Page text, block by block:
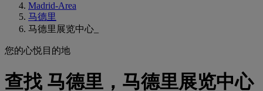
Madrid-Area
马德里
马德里展览中心_
您的心悦目的地
查找 马德里，马德里展览中心